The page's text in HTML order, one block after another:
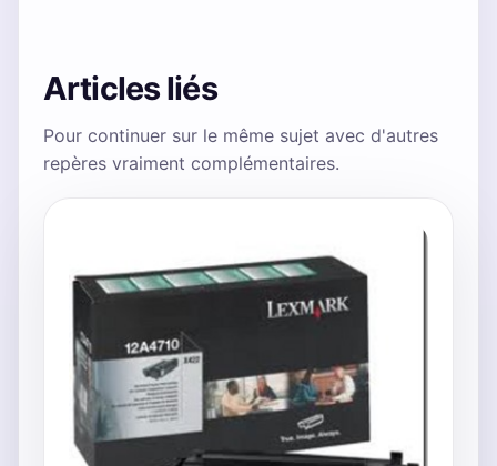
Articles liés
Pour continuer sur le même sujet avec d'autres
repères vraiment complémentaires.